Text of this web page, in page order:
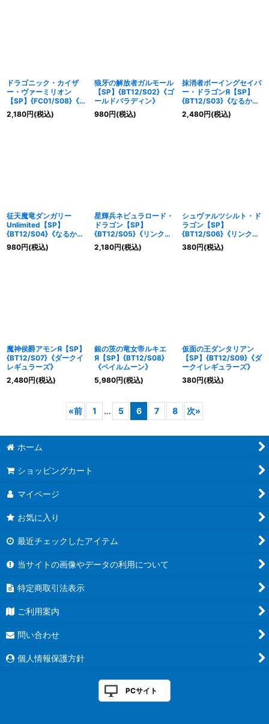
ドラゴニック・カイザ
ー・ヴァーミリオン
【SP】{FC01/S08}《な
るかみ》
2,180円(税込)
狼牙の解放者ガルモール
【SP】{BT12/S02}《ゴ
ールドパラディン》
980円(税込)
抹消者ボーイングセイバ
ー・ドラゴンЯ【SP】
{BT12/S03}《なるか
み》
2,480円(税込)
征天魔竜ダンガリー
Unlimited【SP】
{BT12/S04}《なるか
み》
980円(税込)
星輝兵ネビュラロード・
ドラゴン【SP】
{BT12/S05}《リンクジ
ョーカー》
2,180円(税込)
シュヴァルツシルト・ド
ラゴン【SP】
{BT12/S06}《リンクジ
ョーカー》
380円(税込)
魔神侯爵アモンЯ【SP】
{BT12/S07}《ダークイ
レギュラーズ》
2,480円(税込)
銀の茨の竜女帝ルキエ
Я【SP】{BT12/S08}
《ペイルムーン》
5,980円(税込)
仮面の王ダンタリアン
【SP】{BT12/S09}《ダ
ークイレギュラーズ》
380円(税込)
«前 1 ... 5 6 7 8 次»
ホーム
ショッピングカート
マイページ
お気に入り
最近チェックしたアイテム
当サイトの画像やデータの利用について
特定商取引法表示
ご利用案内
問い合わせ
個人情報保護方針
PCサイト